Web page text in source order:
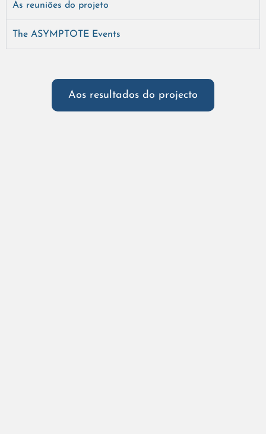
As reuniões do projeto
The ASYMPTOTE Events
Aos resultados do projecto